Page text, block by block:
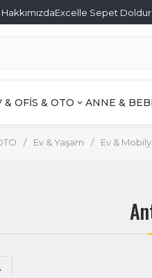
HakkımızdaExcelle Sepet Doldur
& OFİS & OTO ANNE &
/ Ev & Yaşam / Ev &